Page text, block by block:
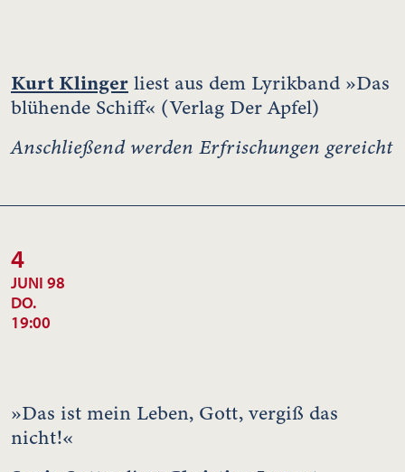
Kurt Klinger liest aus dem Lyrikband »Das
blühende Schiff« (Verlag Der Apfel)
Anschließend werden Erfrischungen gereicht
4
JUNI 98
DO.
19:00
»Das ist mein Leben, Gott, vergiß das
nicht!«